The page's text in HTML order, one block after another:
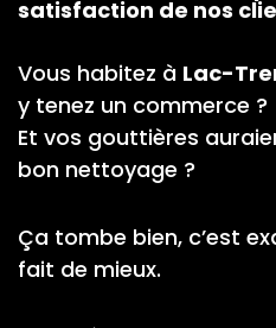
satisfaction de nos
Vous habitez à Lac-
y tenez un commerce ?
Et vos gouttières
bon nettoyage ?
Ça tombe bien, c’est
fait de mieux.